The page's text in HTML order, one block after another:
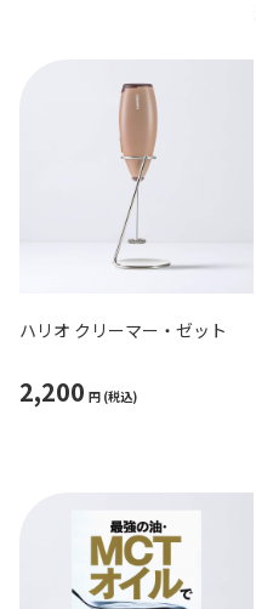
ハリオ クリーマー・ゼット
2,200 円 (税込)